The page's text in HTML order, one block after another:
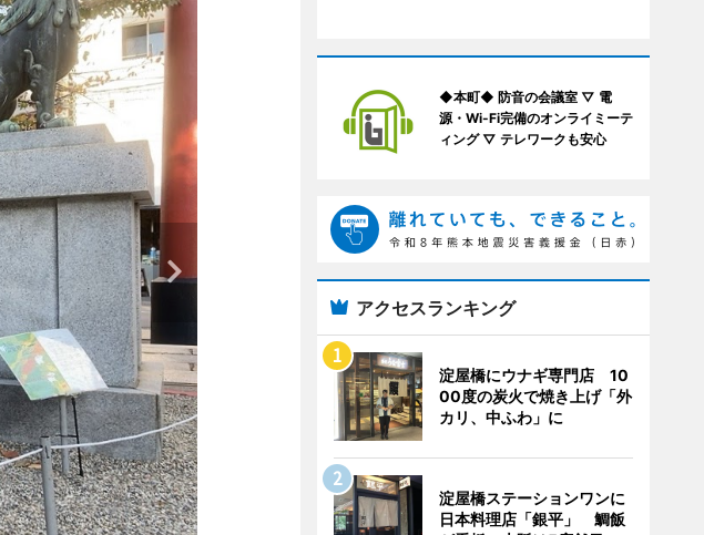
◆本町◆ 防音の会議室 ▽ 電
源・Wi-Fi完備のオンライミーテ
ィング ▽ テレワークも安心
アクセスランキング
淀屋橋にウナギ専門店 10
00度の炭火で焼き上げ「外
カリ、中ふわ」に
淀屋橋ステーションワンに
日本料理店「銀平」 鯛飯